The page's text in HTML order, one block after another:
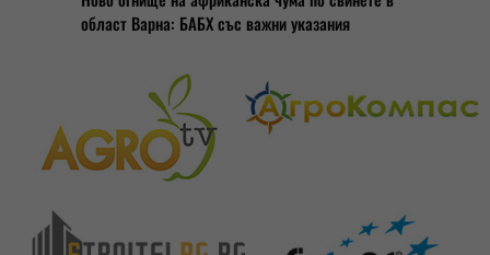
област Варна: БАБХ със важни указания